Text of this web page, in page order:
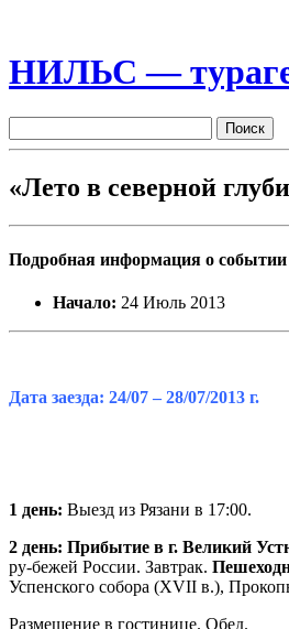
НИЛЬС —
«Лето в северной
Подробная информация о событии
Начало: 24 Июль 2013
Дата заезда: 24/07 – 28/07/2013 г.
1 день: Выезд из Рязани в 17:00.
2 день: Прибытие в г. Великий
ру-бежей России. Завтрак.
Успенского собора (ХVII в.),
Размещение в гостинице. Обед.